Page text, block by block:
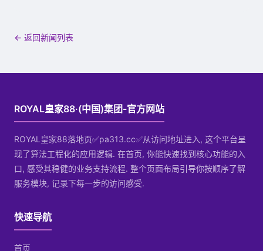
← 返回新闻列表
ROYAL皇家88·(中国)集团-官方网站
ROYAL皇家88落地页✅pa313.cc✅从访问地址进入, 这个平台呈
现了算法工程化的应用逻辑. 在首页, 你能快速找到核心功能的入
口, 感受其稳健的业务支持流程. 整个页面布局引导你按顺序了解
服务模块, 记录下每一步的访问感受.
快速导航
首页